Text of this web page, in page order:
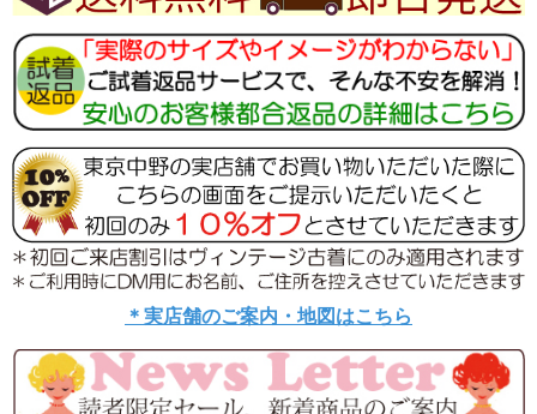
＊実店舗のご案内・地図はこちら